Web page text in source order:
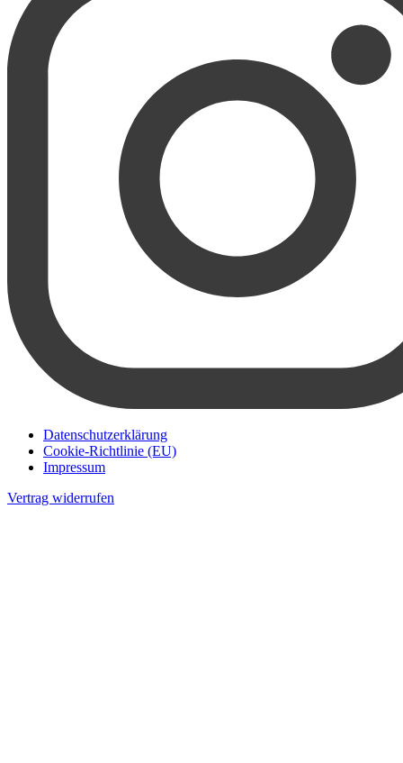
Datenschutzerklärung
Cookie-Richtlinie (EU)
Impressum
Vertrag widerrufen